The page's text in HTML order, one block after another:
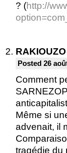
? (http://
RAKIOUZO
Posted 26
Comment
Même si
advenait, il
tragédie du